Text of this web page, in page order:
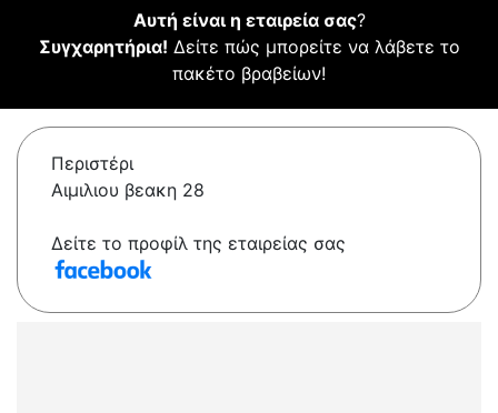
Αυτή είναι η εταιρεία σας?
Συγχαρητήρια! Δείτε πώς μπορείτε να λάβετε το
πακέτο βραβείων!
Περιστέρι
Αιμιλιου βεακη 28
Δείτε το προφίλ της εταιρείας σας